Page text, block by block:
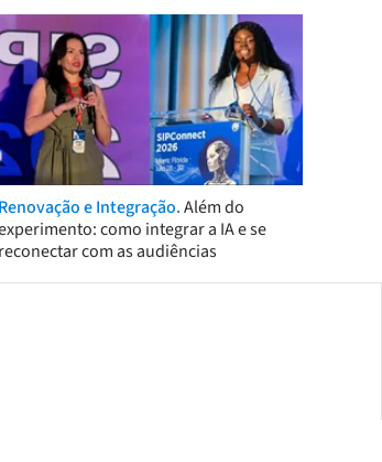
Renovação e Integração.Além do
como integrar a IA e se
reconectar com as audiências